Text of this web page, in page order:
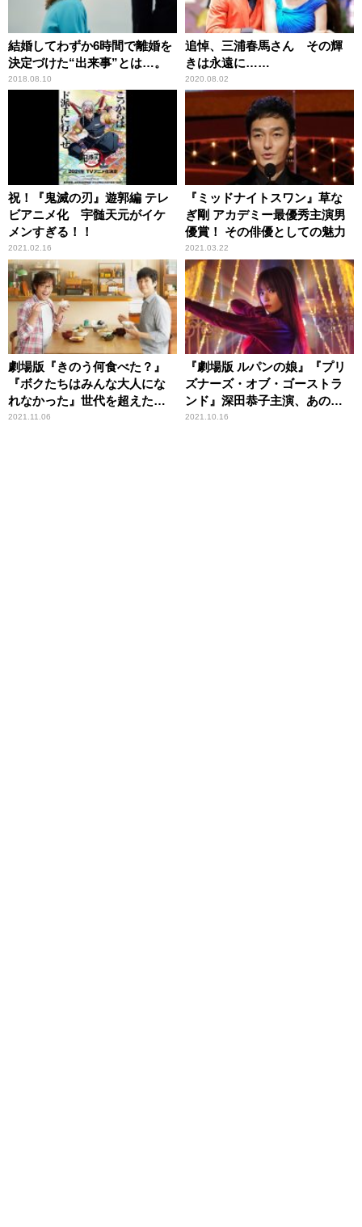
結婚してわずか6時間で離婚を
決定づけた“出来事”とは…。
2018.08.10
追悼、三浦春馬さん その輝
きは永遠に……
2020.08.02
祝！『鬼滅の刃』遊郭編 テレ
ビアニメ化 宇髄天元がイケ
メンすぎる！！
2021.02.16
『ミッドナイトスワン』草な
ぎ剛 アカデミー最優秀主演男
優賞！ その俳優としての魅力
2021.03.22
劇場版『きのう何食べた？』
『ボクたちはみんな大人にな
れなかった』世代を超えた共
感ムービー2選
2021.11.06
『劇場版 ルパンの娘』『プリ
ズナーズ・オブ・ゴーストラ
ンド』深田恭子主演、あの熱
狂がスクリーンに＆園子温監
2021.10.16